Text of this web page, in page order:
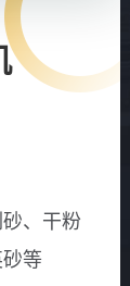
、干粉
等